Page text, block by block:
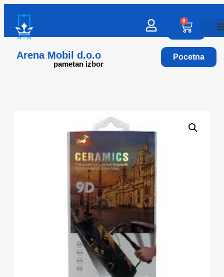
Arena Mobil d.o.o
pametan izbor
0
Pocetna